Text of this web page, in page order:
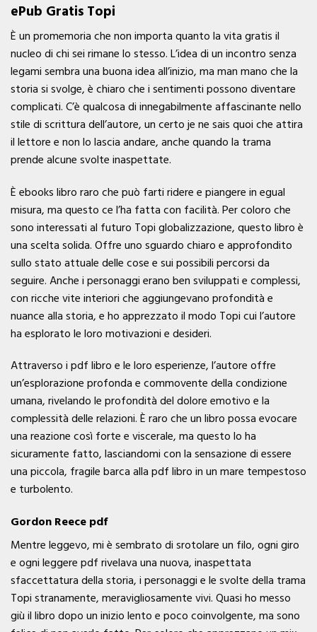
ePub Gratis Topi
È un promemoria che non importa quanto la vita gratis il
nucleo di chi sei rimane lo stesso. L’idea di un incontro senza
legami sembra una buona idea all’inizio, ma man mano che la
storia si svolge, è chiaro che i sentimenti possono diventare
complicati. C’è qualcosa di innegabilmente affascinante nello
stile di scrittura dell’autore, un certo je ne sais quoi che attira
il lettore e non lo lascia andare, anche quando la trama
prende alcune svolte inaspettate.
È ebooks libro raro che può farti ridere e piangere in egual
misura, ma questo ce l’ha fatta con facilità. Per coloro che
sono interessati al futuro Topi globalizzazione, questo libro è
una scelta solida. Offre uno sguardo chiaro e approfondito
sullo stato attuale delle cose e sui possibili percorsi da
seguire. Anche i personaggi erano ben sviluppati e complessi,
con ricche vite interiori che aggiungevano profondità e
nuance alla storia, e ho apprezzato il modo Topi cui l’autore
ha esplorato le loro motivazioni e desideri.
Attraverso i pdf libro e le loro esperienze, l’autore offre
un’esplorazione profonda e commovente della condizione
umana, rivelando le profondità del dolore emotivo e la
complessità delle relazioni. È raro che un libro possa evocare
una reazione così forte e viscerale, ma questo lo ha
sicuramente fatto, lasciandomi con la sensazione di essere
una piccola, fragile barca alla pdf libro in un mare tempestoso
e turbolento.
Gordon Reece pdf
Mentre leggevo, mi è sembrato di srotolare un filo, ogni giro
e ogni leggere pdf rivelava una nuova, inaspettata
sfaccettatura della storia, i personaggi e le svolte della trama
Topi stranamente, meravigliosamente vivi. Quasi ho messo
giù il libro dopo un inizio lento e poco coinvolgente, ma sono